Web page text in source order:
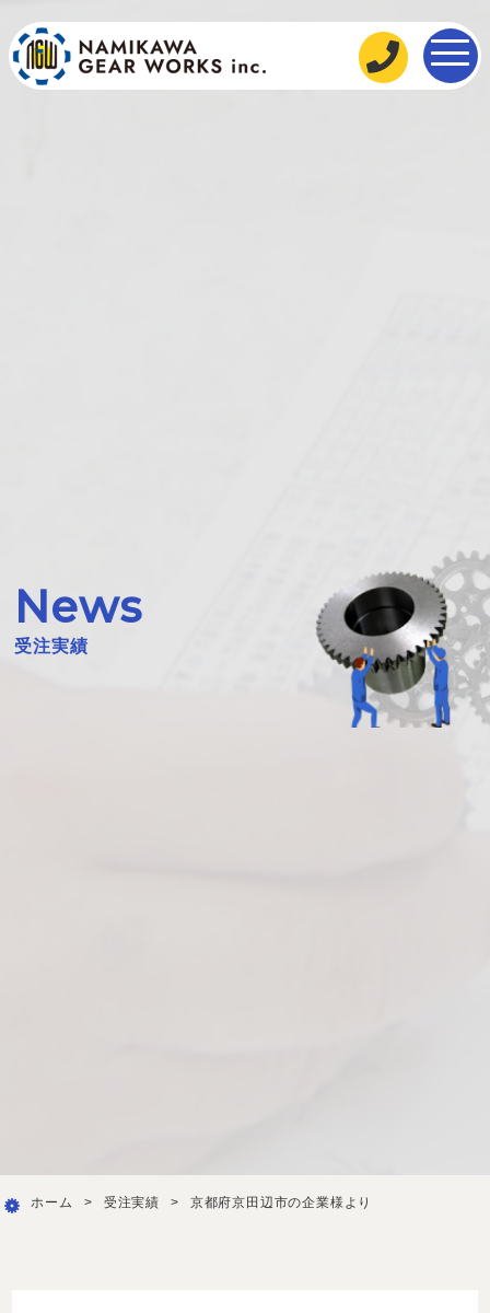
News
受注実績
ホーム > 受注実績 > 京都府京田辺市の企業様より